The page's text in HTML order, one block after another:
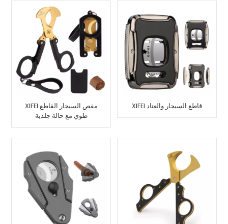
XIFEI مقص السيجار القاطع
طوي مع حالة جلدية
XIFEI قاطع السيجار والعتاد